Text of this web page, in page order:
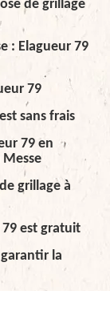
de grillage
: Elagueur 79
79
sans frais
79 en
grillage à
79 est gratuit
la